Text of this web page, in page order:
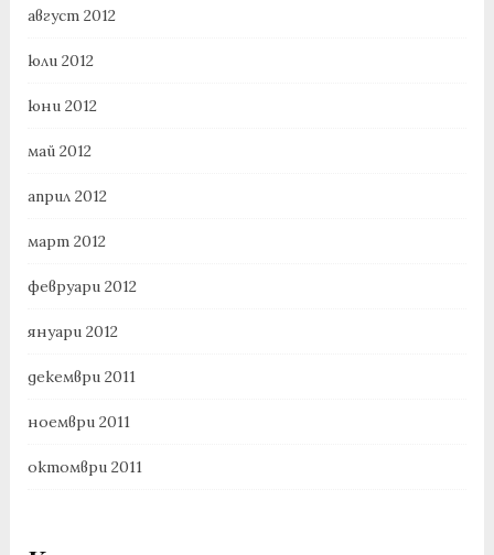
август 2012
юли 2012
юни 2012
май 2012
април 2012
март 2012
февруари 2012
януари 2012
декември 2011
ноември 2011
октомври 2011